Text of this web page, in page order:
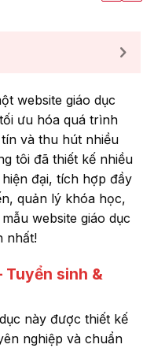
website giáo dục
ưu hóa quá trình
và thu hút nhiều
tôi đã thiết kế nhiều
đại, tích hợp đầy
quản lý khóa học,
website giáo dục
nhất!
Tuyển sinh &
này được thiết kế
nghiệp và chuẩn